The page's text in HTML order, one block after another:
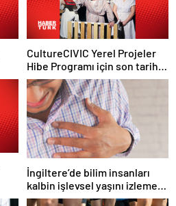
CultureCIVIC Yerel Projeler
Hibe Programı için son tarih
20 Mayıs
İngiltere’de bilim insanları
kalbin işlevsel yaşını izlemek
için araç geliştirdi